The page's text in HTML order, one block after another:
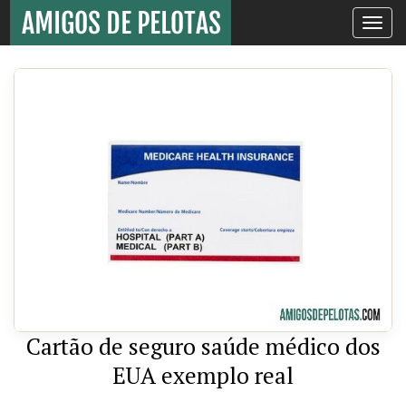
Toggle
Cartão de seguro saúde médico dos
EUA exemplo real